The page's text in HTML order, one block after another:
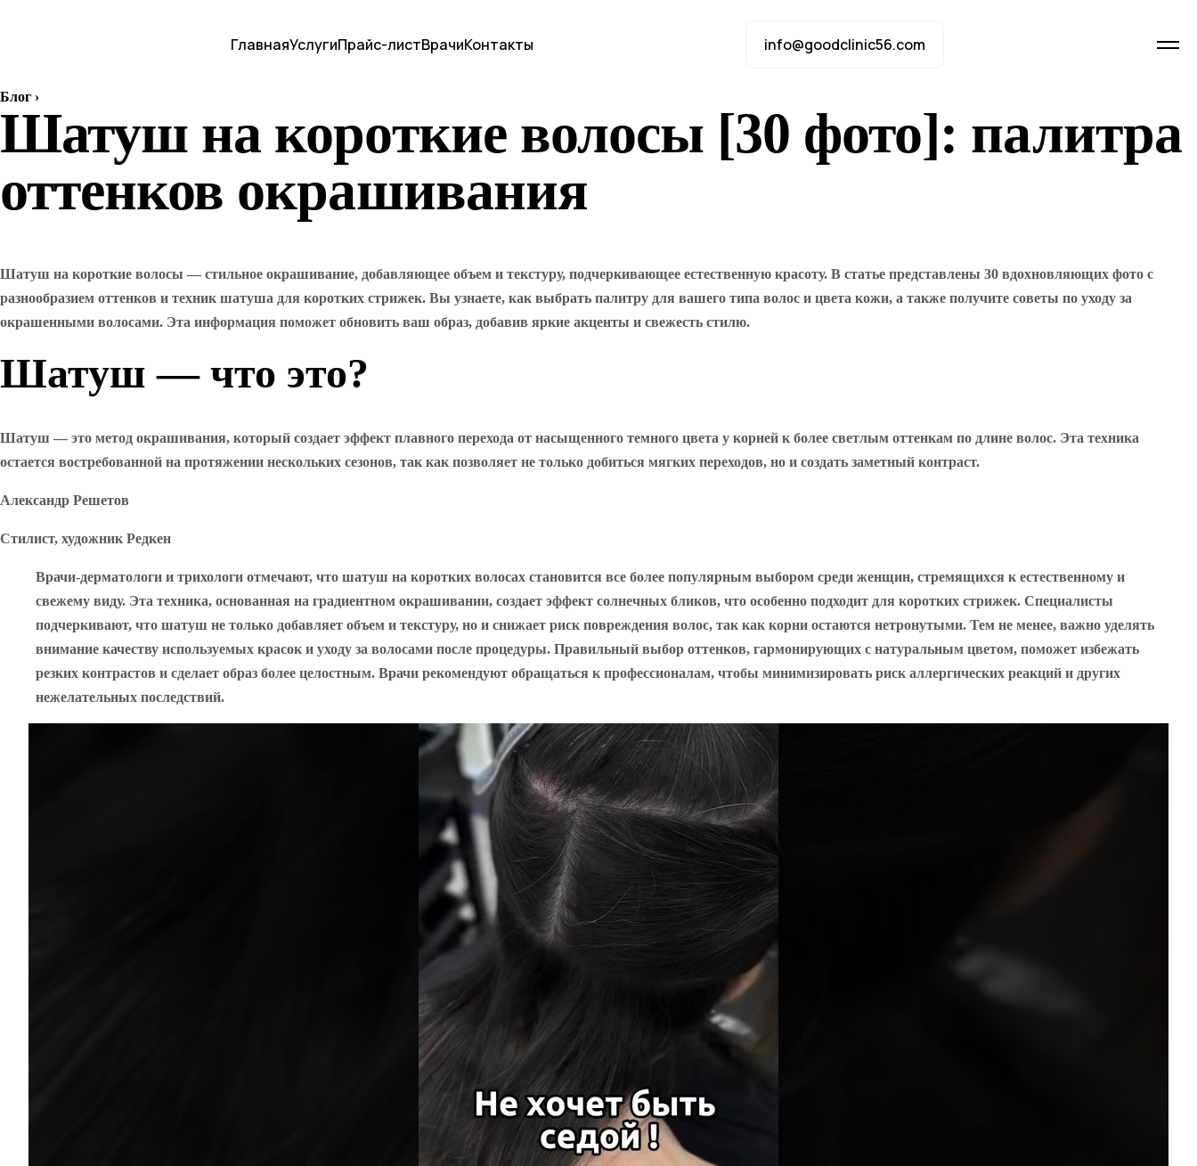
ГлавнаяУслугиПрайс-листВрачиКонтакты info@goodclinic56.com
Блог ›
Шатуш на короткие волосы [30 фото]: палитра
оттенков окрашивания
Шатуш на короткие волосы — стильное окрашивание, добавляющее объем и текстуру, подчеркивающее естественную красоту. В статье представлены 30 вдохновляющих фото с
разнообразием оттенков и техник шатуша для коротких стрижек. Вы узнаете, как выбрать палитру для вашего типа волос и цвета кожи, а также получите советы по уходу за
окрашенными волосами. Эта информация поможет обновить ваш образ, добавив яркие акценты и свежесть стилю.
Шатуш — что это?
Шатуш — это метод окрашивания, который создает эффект плавного перехода от насыщенного темного цвета у корней к более светлым оттенкам по длине волос. Эта техника
остается востребованной на протяжении нескольких сезонов, так как позволяет не только добиться мягких переходов, но и создать заметный контраст.
Александр Решетов
Стилист, художник Редкен
Врачи-дерматологи и трихологи отмечают, что шатуш на коротких волосах становится все более популярным выбором среди женщин, стремящихся к естественному и
свежему виду. Эта техника, основанная на градиентном окрашивании, создает эффект солнечных бликов, что особенно подходит для коротких стрижек. Специалисты
подчеркивают, что шатуш не только добавляет объем и текстуру, но и снижает риск повреждения волос, так как корни остаются нетронутыми. Тем не менее, важно уделять
внимание качеству используемых красок и уходу за волосами после процедуры. Правильный выбор оттенков, гармонирующих с натуральным цветом, поможет избежать
резких контрастов и сделает образ более целостным. Врачи рекомендуют обращаться к профессионалам, чтобы минимизировать риск аллергических реакций и других
нежелательных последствий.